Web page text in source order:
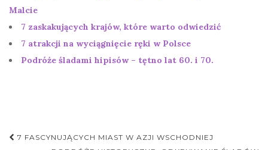
Malcie
7 zaskakujących krajów, które warto odwiedzić
7 atrakcji na wyciągnięcie ręki w Polsce
Podróże śladami hipisów – tętno lat 60. i 70.
Nawigacja
7 FASCYNUJĄCYCH MIAST W AZJI WSCHODNIEJ